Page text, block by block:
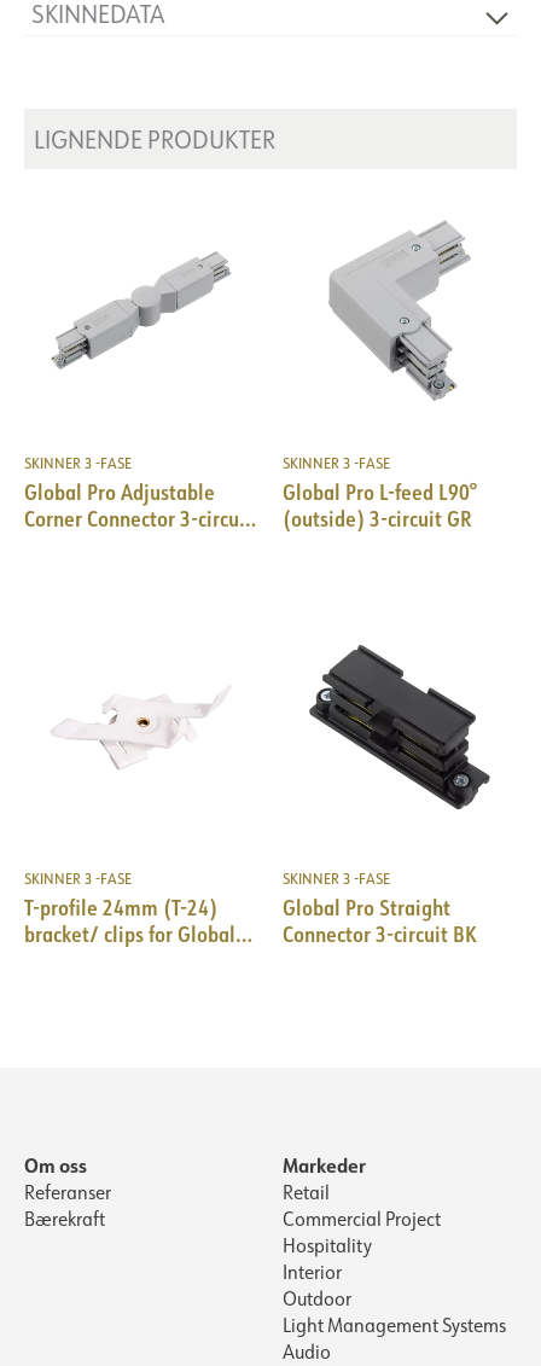
SKINNEDATA
LIGNENDE PRODUKTER
SKINNER 3 -FASE
Global Pro Adjustable
Corner Connector 3-circuit
SKINNER 3 -FASE
Global Pro L-feed L90°
(outside) 3-circuit GR
SKINNER 3 -FASE
T-profile 24mm (T-24)
bracket/ clips for Global
SKINNER 3 -FASE
Global Pro Straight
Connector 3-circuit BK
Om oss
Referanser
Bærekraft
Markeder
Retail
Commercial Project
Hospitality
Interior
Outdoor
Light Management Systems
Audio